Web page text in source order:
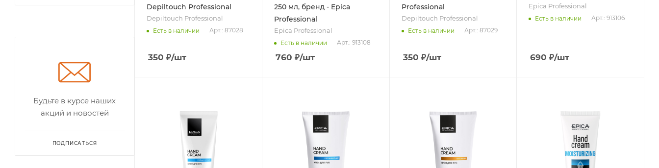
Depiltouch Professional
Depiltouch Professional
Есть в наличии Арт.: 87028
350 ₽/шт
250 мл, бренд - Epica
Professional
Epica Professional
Есть в наличии Арт.: 913108
760 ₽/шт
Professional
Depiltouch Professional
Есть в наличии Арт.: 87029
350 ₽/шт
Epica Professional
Есть в наличии Арт.: 913106
690 ₽/шт
Будьте в курсе наших
акций и новостей
ПОДПИСАТЬСЯ